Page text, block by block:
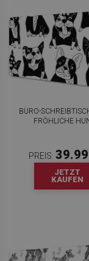
BÜRO-
FRÖHLICHE
PREIS: 39.99
JETZT
KAUFEN